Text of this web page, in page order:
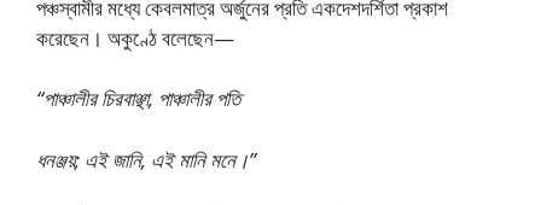
পঞ্চস্বামীর মধ্যে কেবলমাত্র অর্জুনের প্রতি একদেশদর্শিতা প্রকাশ
করেছেন। অকুণ্ঠে বলেছেন—
“পাঞ্চালীর চিরবাঞ্ছা, পাঞ্চালীর পতি
ধনঞ্জয়; এই জানি, এই মানি মনে।”